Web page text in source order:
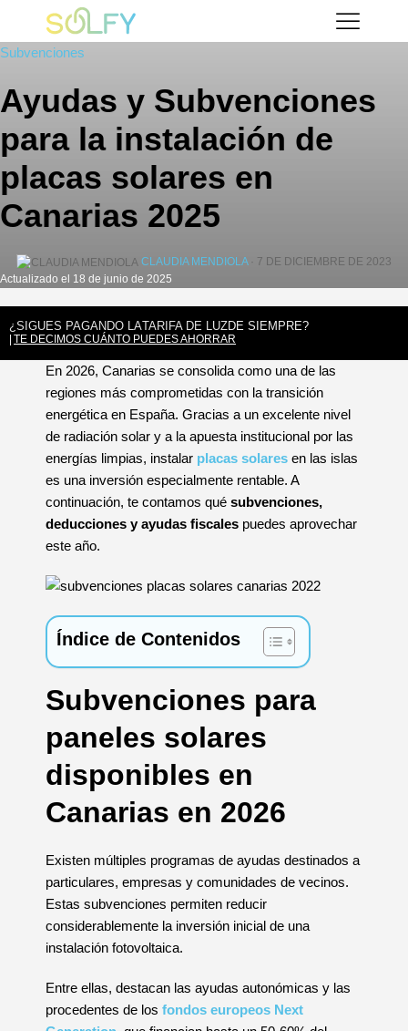
contenido
Solfy
Subvenciones
Ayudas y Subvenciones
para la instalación de
placas solares en
Canarias 2025
CLAUDIA MENDIOLA· 7 DE DICIEMBRE DE 2023
Actualizado el 18 de junio de 2025
¿SIGUES PAGANDO LATARIFA DE LUZDE SIEMPRE?
TE DECIMOS CUÁNTO PUEDES AHORRAR
En 2026, Canarias se consolida como una de las
regiones más comprometidas con la transición
energética en España. Gracias a un excelente nivel
de radiación solar y a la apuesta institucional por las
energías limpias, instalar placas solares en las islas
es una inversión especialmente rentable. A
continuación, te contamos qué subvenciones,
deducciones y ayudas fiscales puedes aprovechar
este año.
Índice de Contenidos
Subvenciones para
paneles solares
disponibles en
Canarias en 2026
Existen múltiples programas de ayudas destinados a
particulares, empresas y comunidades de vecinos.
Estas subvenciones permiten reducir
considerablemente la inversión inicial de una
instalación fotovoltaica.
Entre ellas, destacan las ayudas autonómicas y las
procedentes de los fondos europeos Next